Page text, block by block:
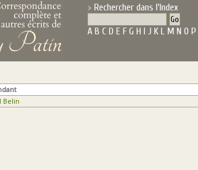
Rechercher dans l'Index
A B C D E F G H I J K L M N O P